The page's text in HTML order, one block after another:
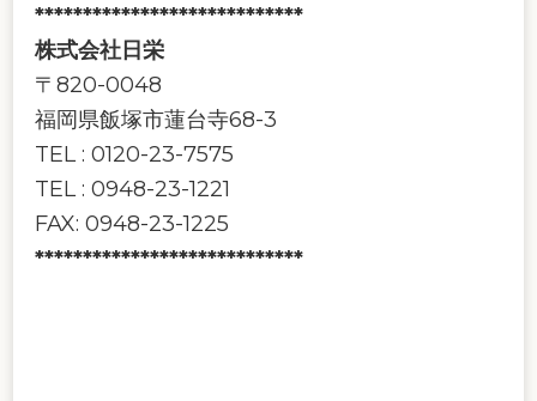
****************************
株式会社日栄
〒820-0048
福岡県飯塚市蓮台寺68-3
TEL : 0120-23-7575
TEL : 0948-23-1221
FAX: 0948-23-1225
****************************